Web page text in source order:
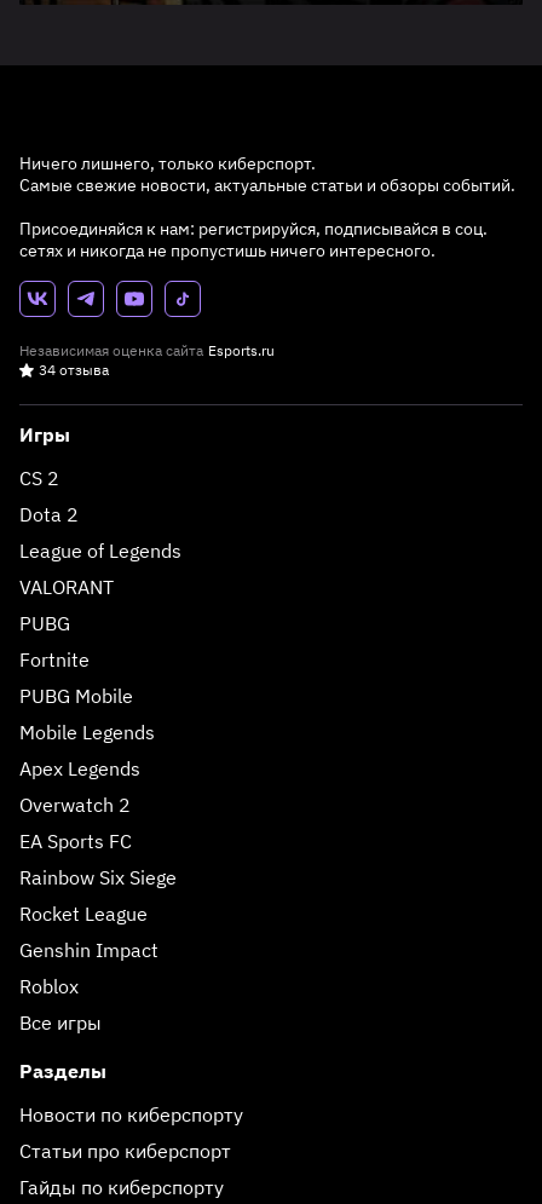
Ничего лишнего, только киберспорт.
Самые свежие новости, актуальные статьи и обзоры событий.
Присоединяйся к нам: регистрируйся, подписывайся в соц.
сетях и никогда не пропустишь ничего интересного.
Независимая оценка сайта Esports.ru
34 отзыва
Игры
CS 2
Dota 2
League of Legends
VALORANT
PUBG
Fortnite
PUBG Mobile
Mobile Legends
Apex Legends
Overwatch 2
EA Sports FC
Rainbow Six Siege
Rocket League
Genshin Impact
Roblox
Все игры
Разделы
Новости по киберспорту
Статьи про киберспорт
Гайды по киберспорту